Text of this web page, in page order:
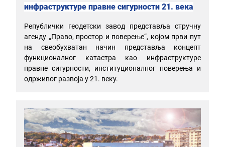
инфраструктуре правне сигурности 21. века
Републички геодетски завод представља стручну
агенду „Право, простор и поверење“, којом први пут
на свеобухватан начин представља концепт
функционалног катастра као инфраструктуре
правне сигурности, институционалног поверења и
одрживог развоја у 21. веку.